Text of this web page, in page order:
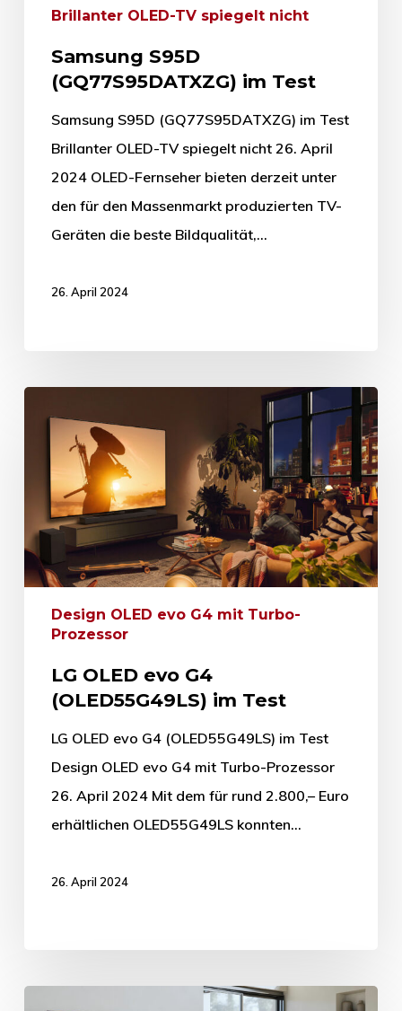
Brillanter OLED-TV spiegelt nicht
Samsung S95D
(GQ77S95DATXZG) im Test
Samsung S95D (GQ77S95DATXZG) im Test
Brillanter OLED-TV spiegelt nicht 26. April
2024 OLED-Fernseher bieten derzeit unter
den für den Massenmarkt produzierten TV-
Geräten die beste Bildqualität,…
26. April 2024
Design OLED evo G4 mit Turbo-
Prozessor
LG OLED evo G4
(OLED55G49LS) im Test
LG OLED evo G4 (OLED55G49LS) im Test
Design OLED evo G4 mit Turbo-Prozessor
26. April 2024 Mit dem für rund 2.800,– Euro
erhältlichen OLED55G49LS konnten…
26. April 2024